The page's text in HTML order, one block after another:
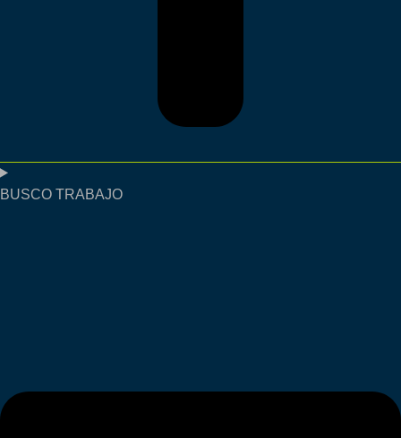
BUSCO TRABAJO